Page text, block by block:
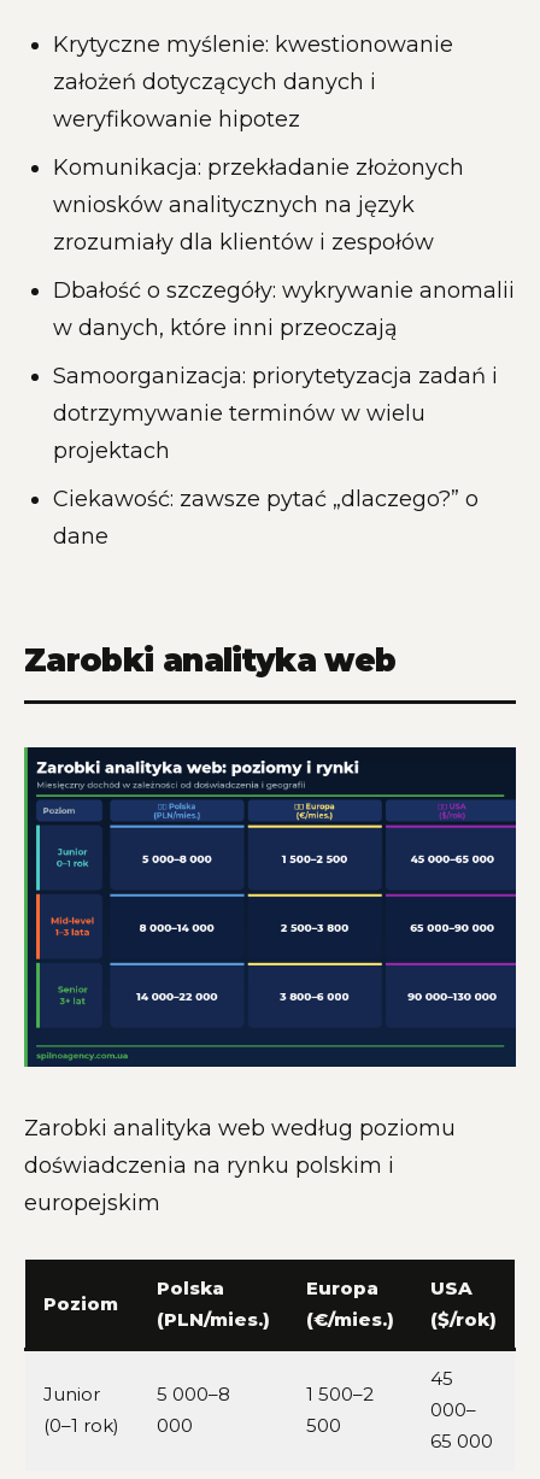
Krytyczne myślenie: kwestionowanie
założeń dotyczących danych i
weryfikowanie hipotez
Komunikacja: przekładanie złożonych
wniosków analitycznych na język
zrozumiały dla klientów i zespołów
Dbałość o szczegóły: wykrywanie anomalii
w danych, które inni przeoczają
Samoorganizacja: priorytetyzacja zadań i
dotrzymywanie terminów w wielu
projektach
Ciekawość: zawsze pytać „dlaczego?” o
dane
Zarobki analityka web
Zarobki analityka web według poziomu
doświadczenia na rynku polskim i
europejskim
Poziom
Polska
(PLN/mies.)
Europa
(€/mies.)
USA
($/rok)
Junior
(0–1 rok)
5 000–8
000
1 500–2
500
45
000–
65 000